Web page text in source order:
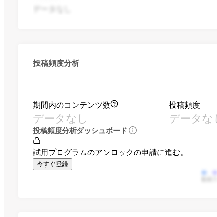
投稿頻度分析
期間内のコンテンツ数
データなし
投稿頻度
データな
投稿頻度分析ダッシュボード
試用プログラムのアンロックの申請に進む。
今すぐ登録